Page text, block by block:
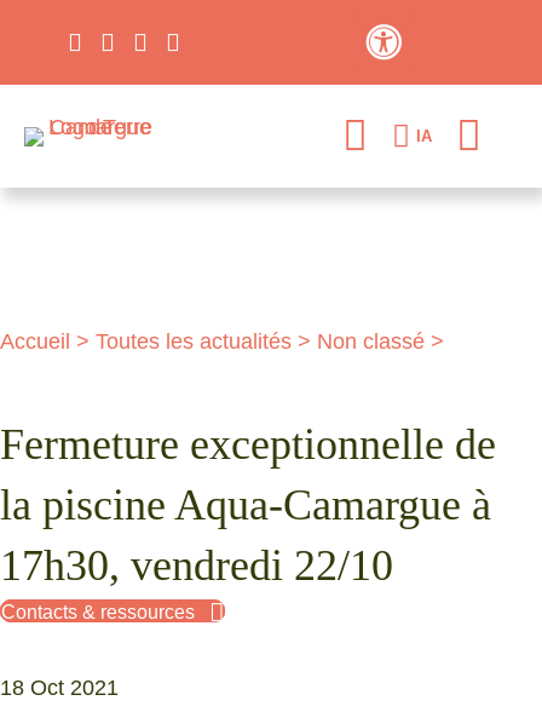
IA
Accueil > Toutes les actualités > Non classé >
Fermeture exceptionnelle de
la piscine Aqua-Camargue à
17h30, vendredi 22/10
Contacts & ressources
18 Oct 2021